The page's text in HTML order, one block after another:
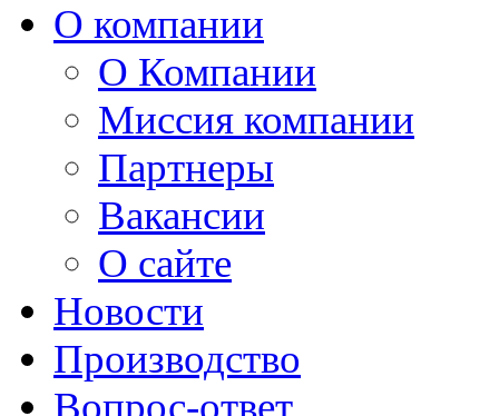
О компании
О Компании
Миссия компании
Партнеры
Вакансии
О сайте
Новости
Производство